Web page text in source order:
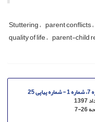
Stuttering parent conflicts
quality of life parent-child
25
7-26